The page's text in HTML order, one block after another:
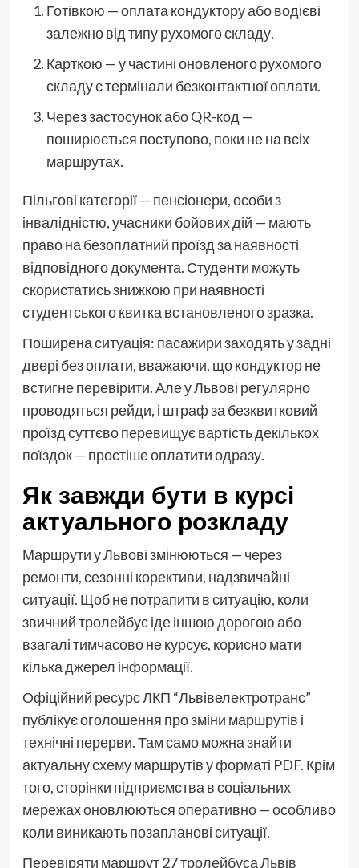
Готівкою — оплата кондуктору або водієві
залежно від типу рухомого складу.
Карткою — у частині оновленого рухомого
складу є термінали безконтактної оплати.
Через застосунок або QR-код —
поширюється поступово, поки не на всіх
маршрутах.
Пільгові категорії — пенсіонери, особи з
інвалідністю, учасники бойових дій — мають
право на безоплатний проїзд за наявності
відповідного документа. Студенти можуть
скористатись знижкою при наявності
студентського квитка встановленого зразка.
Поширена ситуація: пасажири заходять у задні
двері без оплати, вважаючи, що кондуктор не
встигне перевірити. Але у Львові регулярно
проводяться рейди, і штраф за безквитковий
проїзд суттєво перевищує вартість декількох
поїздок — простіше оплатити одразу.
Як завжди бути в курсі
актуального розкладу
Маршрути у Львові змінюються — через
ремонти, сезонні корективи, надзвичайні
ситуації. Щоб не потрапити в ситуацію, коли
звичний тролейбус іде іншою дорогою або
взагалі тимчасово не курсує, корисно мати
кілька джерел інформації.
Офіційний ресурс ЛКП “Львівелектротранс”
публікує оголошення про зміни маршрутів і
технічні перерви. Там само можна знайти
актуальну схему маршрутів у форматі PDF. Крім
того, сторінки підприємства в соціальних
мережах оновлюються оперативно — особливо
коли виникають позапланові ситуації.
Перевіряти маршрут 27 тролейбуса Львів